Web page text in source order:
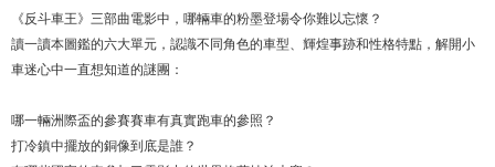
《反斗車王》三部曲電影中，哪輛車的粉墨登場令你難以忘懷？
讀一讀本圖鑑的六大單元，認識不同角色的車型、輝煌事跡和性格特點，解開小
車迷心中一直想知道的謎團：
哪一輛洲際盃的參賽賽車有真實跑車的參照？
打冷鎮中擺放的銅像到底是誰？